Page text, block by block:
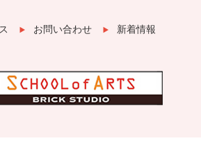
お問い合わせ 新着情報